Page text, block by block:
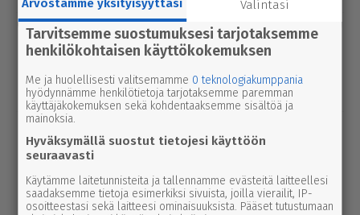
uutinen6.8.2026 2.55
Elisa parantaa 5g-yhteyksiä Karviassa
ja Par­ka­nossa – seuraavan suku­pol­
ven tekniikka kolkuttaa jo ovella
Pääl­lys­tys­työt hidas­ta­vat lii­ken­nettä
kuussa uutta pintaa Kui­vas­jär­ven
Valintasi
Tarvitsemme suostumuksesi tarjotaksemme
henkilökohtaisen käyttökokemuksen
Me ja huolellisesti valitsemamme 0 teknologiakumppania
hyödynnämme henkilötietoja tarjotaksemme paremman
käyttäjäkokemuksen sekä kohdentaaksemme sisältöä ja
mainoksia.
Hyväksymällä suostut tietojesi käyttöön
seuraavasti
Käytämme laitetunnisteita ja tallennamme evästeitä laitteellesi
saadaksemme tietoja esimerkiksi sivuista, joilla vierailit, IP-
osoitteestasi sekä laitteesi ominaisuuksista. Pääset tutustumaan